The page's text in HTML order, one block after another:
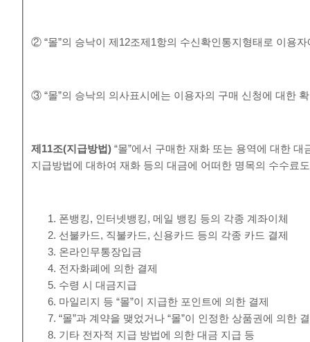
② “몰”의 승낙이 제12조제1항의 수신확인통지형태로 이용
③ “몰”의 승낙의 의사표시에는 이용자의 구매 신청에 대한
제 11조(지급방법)“몰”에서 구매한 재화 또는 용역에 대한
지급방법에 대하여 재화 등의 대금에 어떠한 명목의 수수료
폰뱅킹, 인터넷뱅킹, 메일 뱅킹 등의 각종 계좌이체
선불카드, 직불카드, 신용카드 등의 각종 카드 결제
온라인무통장입금
전자화폐에 의한 결제
수령 시 대금지급
마일리지 등 “몰”이 지급한 포인트에 의한 결제
“몰”과 계약을 맺었거나 “몰”이 인정한 상품권에 의한
기타 전자적 지급 방법에 의한 대금 지급 등